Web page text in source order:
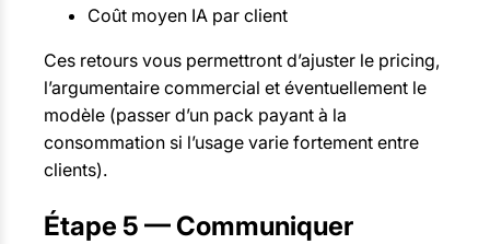
Coût moyen IA par client
Ces retours vous permettront d’ajuster le pricing,
l’argumentaire commercial et éventuellement le
modèle (passer d’un pack payant à la
consommation si l’usage varie fortement entre
clients).
Étape 5 — Communiquer